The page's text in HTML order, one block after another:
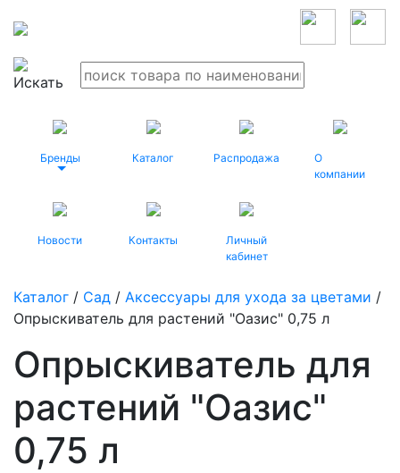
Бренды Каталог Распродажа
О
компании
Новости Контакты
Личный
кабинет
Каталог / Сад / Аксессуары для ухода за цветами /
Опрыскиватель для растений "Оазис" 0,75 л
Опрыскиватель для
растений "Оазис"
0,75 л